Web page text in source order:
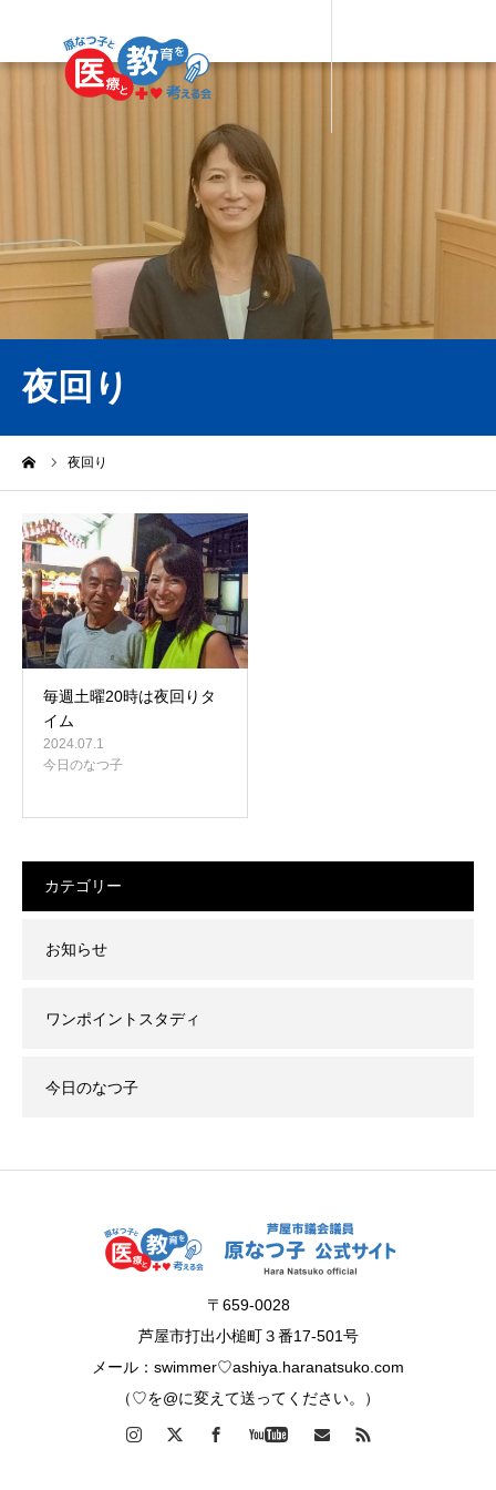
夜回り
夜回り
毎週土曜20時は夜回りタ
イム
2024.07.1
今日のなつ子
カテゴリー
お知らせ
ワンポイントスタディ
今日のなつ子
〒659-0028
芦屋市打出小槌町３番17-501号
メール：swimmer♡ashiya.haranatsuko.com
（♡を@に変えて送ってください。）